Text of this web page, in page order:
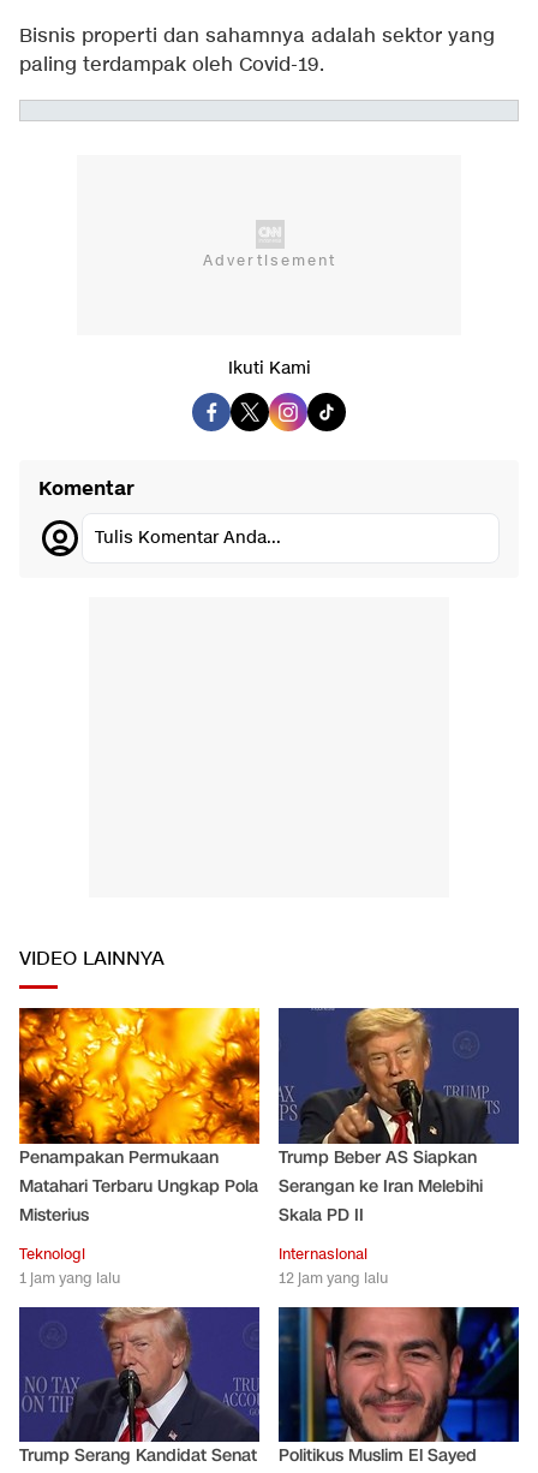
Bisnis properti dan sahamnya adalah sektor yang
paling terdampak oleh Covid-19.
Ikuti Kami
Komentar
Tulis Komentar Anda...
VIDEO LAINNYA
Penampakan Permukaan
Matahari Terbaru Ungkap Pola
Misterius
Teknologi
1 jam yang lalu
Trump Beber AS Siapkan
Serangan ke Iran Melebihi
Skala PD II
Internasional
12 jam yang lalu
Trump Serang Kandidat Senat Politikus Muslim El Sayed